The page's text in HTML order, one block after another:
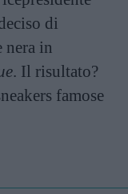
di
nera in
. Il risultato?
famose